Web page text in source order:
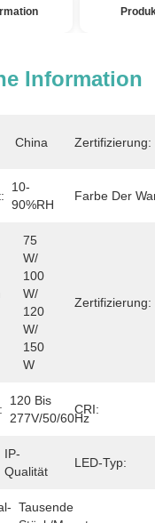
Information
China Zertifizierung:
10-
90%RH
Farbe Der
75
W/
100
W/
120
W/
150
W
Zertifizierung:
120 Bis
277V/50/60Hz
CRI:
IP-
Qualität
LED-Typ:
Tausende